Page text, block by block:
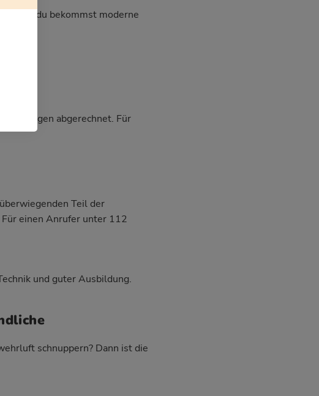
du bekommst moderne
abgerechnet. Für
Teil der
einen Anrufer unter 112
und guter Ausbildung.
schnuppern? Dann ist die